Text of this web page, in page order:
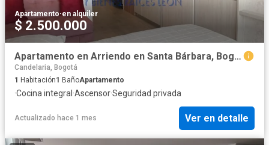
Apartamento·en alquiler
$ 2.500.000
Apartamento en Arriendo en Santa Bárbara, Bogotá CZ9202
Candelaria, Bogotá
1 Habitación1 BañoApartamento
·Cocina integral ·Ascensor·Seguridad privada
Actualizado hace 1 mes Ver en detalle